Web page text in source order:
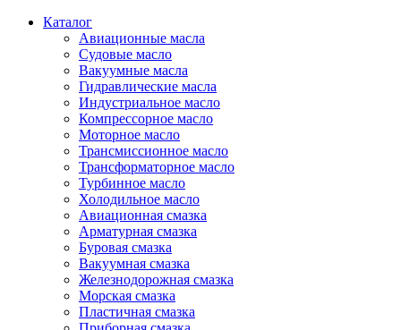
Каталог
Авиационные масла
Судовые масло
Вакуумные масла
Гидравлические масла
Индустриальное масло
Компрессорное масло
Моторное масло
Трансмиссионное масло
Трансформаторное масло
Турбинное масло
Холодильное масло
Авиационная смазка
Арматурная смазка
Буровая смазка
Вакуумная смазка
Железнодорожная смазка
Морская смазка
Пластичная смазка